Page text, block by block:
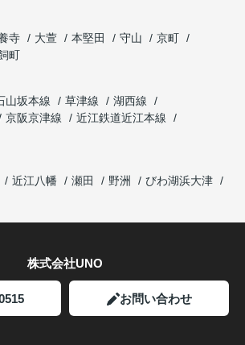
寺 大萱 本堅田 守山
京町
町
山坂本線 草津線
湖西線
京阪京津線
近江鉄道近江本線
近江八幡 瀬田 野洲
びわ湖浜大津
株式会社UNO
お問い合わせ